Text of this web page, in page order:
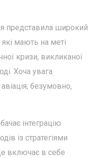
представила широкий
які мають на меті
кризи, викликаної
Хоча увага
безумовно,
інтеграцію
із стратегіями
включає в себе